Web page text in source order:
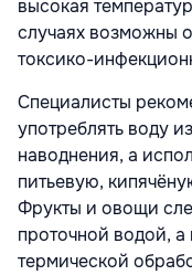
высокая
случаях возможны
токсико-
Специалисты
употреблять воду
наводнения, а
питьевую,
Фрукты и овощи
проточной водой, а
термической